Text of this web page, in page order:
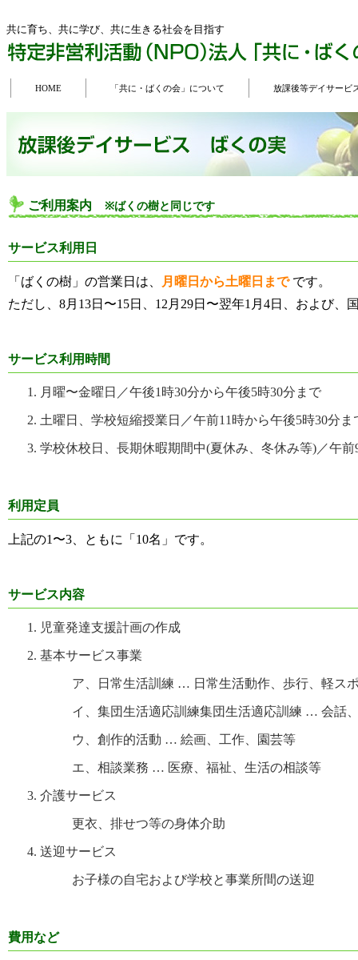
共に育ち、共に学び、共に生きる社会を目指す
HOME 「共に・ばくの会」について 放課後等デイサー
ご利用案内 ※ばくの樹と同じです
サービス利用日
「ばくの樹」の営業日は、 月曜日から土曜日までです。
ただし、8月13日〜15日、12月29日〜翌年1月4日、および、
サービス利用時間
月曜〜金曜日／午後1時30分から午後5時30分まで
土曜日、学校短縮授業日／午前11時から午後5時30分ま
学校休校日、長期休暇期間中(夏休み、冬休み等)／午
利用定員
上記の1〜3、ともに「10名」です。
サービス内容
児童発達支援計画の作成
基本サービス事業
ア、日常生活訓練 … 日常生活動作、歩行、軽ス
イ、集団生活適応訓練集団生活適応訓練 … 会話
ウ、創作的活動 … 絵画、工作、園芸等
エ、相談業務 … 医療、福祉、生活の相談等
介護サービス
更衣、排せつ等の身体介助
送迎サービス
お子様の自宅および学校と事業所間の送迎
費用など